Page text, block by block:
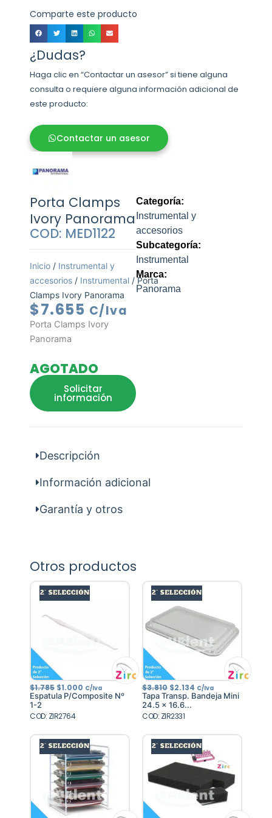
Comparte este producto
¿Dudas?
Haga clic en “Contactar un asesor” si tiene alguna
consulta o requiere alguna información adicional de
este producto:
Contactar un asesor
Porta Clamps
Ivory Panorama
COD: MED1122
Inicio / Instrumental y
accesorios / Instrumental / Porta
Clamps Ivory Panorama
$7.655 C/Iva
Porta Clamps Ivory
Panorama
AGOTADO
Solicitar
información
Categoría:
Instrumental y
accesorios
Subcategoría:
Instrumental
Marca:
Panorama
Descripción
Información adicional
Garantía y otros
Otros productos
$1.785 El
precio
original
$1.785.
$1.000 El
precio
actual
C/Iva
Espatula P/Composite Nº
1-2
COD: ZIR2764
$3.810 El
precio
original
era:
$3.810.
$2.134 El
precio
actual
C/Iva
Tapa Transp. Bandeja Mini
24.5 x 16.6...
COD: ZIR2331